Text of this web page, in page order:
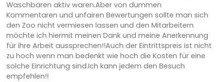
Waschbären aktiv waren.Aber von dummen
Kommentaren und unfairen Bewertungen sollte man sich
den Zoo nicht vermiesen lassen und den Mitarbeitern
möchte ich hiermit meinen Dank und meine Anerkennung
für ihre Arbeit aussprechen!!Auch der Eintrittspreis ist nicht
zu hoch wenn man bedenkt wie hoch die Kosten für eine
solche Einrichtung sind.Ich kann jedem den Besuch
empfehlen!!